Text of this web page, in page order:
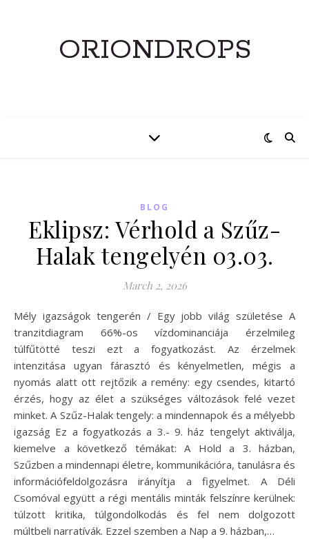
ORIONDROPS
BLOG
Eklipsz: Vérhold a Szűz-
Halak tengelyén 03.03.
March 2, 2026
Mély igazságok tengerén / Egy jobb világ születése A
tranzitdiagram 66%-os vízdominanciája érzelmileg
túlfűtötté teszi ezt a fogyatkozást. Az érzelmek
intenzitása ugyan fárasztó és kényelmetlen, mégis a
nyomás alatt ott rejtőzik a remény: egy csendes, kitartó
érzés, hogy az élet a szükséges változások felé vezet
minket. A Szűz-Halak tengely: a mindennapok és a mélyebb
igazság Ez a fogyatkozás a 3.- 9. ház tengelyt aktiválja,
kiemelve a következő témákat: A Hold a 3. házban,
Szűzben a mindennapi életre, kommunikációra, tanulásra és
információfeldolgozásra irányítja a figyelmet. A Déli
Csomóval együtt a régi mentális minták felszínre kerülnek:
túlzott kritika, túlgondolkodás és fel nem dolgozott
múltbeli narratívák. Ezzel szemben a Nap a 9. házban,…